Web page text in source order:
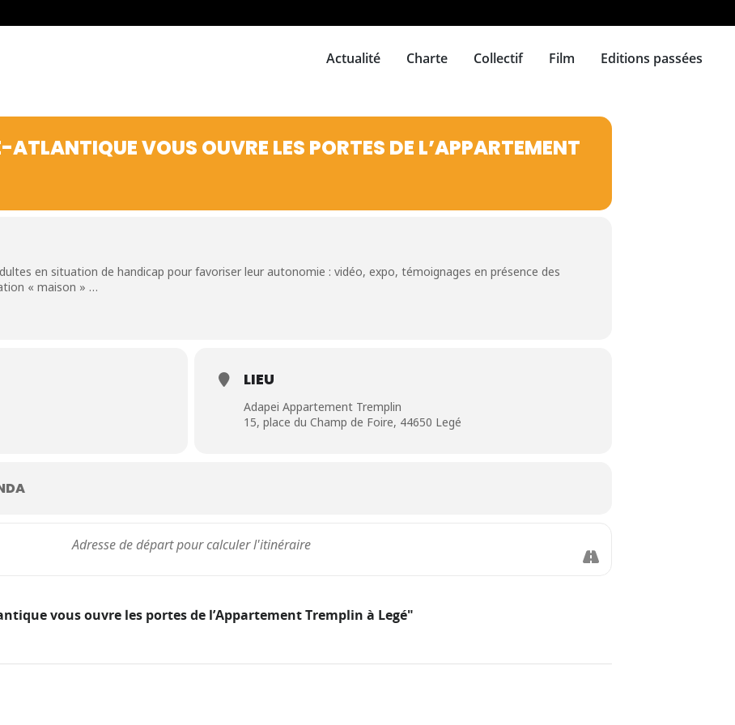
Actualité Charte Collectif Film Editions passées
ATLANTIQUE VOUS OUVRE LES PORTES DE L’APPARTEMENT
en situation de handicap pour favoriser leur autonomie : vidéo, expo, témoignages en présence des
« maison » …
LIEU
Adapei Appartement Tremplin
15, place du Champ de Foire, 44650 Legé
vous ouvre les portes de l’Appartement Tremplin à Legé"